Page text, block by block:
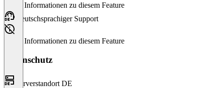
Keine Informationen zu diesem Feature
Deutschsprachiger Support
Keine Informationen zu diesem Feature
Datenschutz
Serverstandort DE